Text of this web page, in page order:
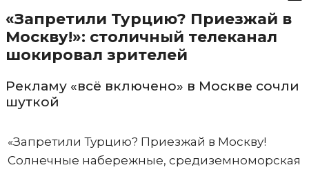
«Запретили Турцию? Приезжай в
Москву!»: столичный телеканал
шокировал зрителей
Рекламу «всё включено» в Москве сочли
шуткой
«Запретили Турцию? Приезжай в Москву!
Солнечные набережные, средиземноморская